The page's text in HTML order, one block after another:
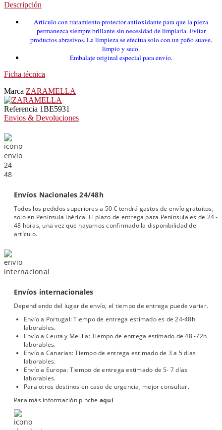
Descripción
Artículo con tratamiento protector antioxidante para que la pieza
permanezca siempre brillante sin necesidad de limpiarla. Evitar
productos abrasivos. La limpieza se efectua solo con un paño suave,
limpio y seco.
Embalaje original especial para envío.
Ficha técnica
Marca ZARAMELLA
Referencia 1BE5931
Envios & Devoluciones
Envíos Nacionales 24/48h
Todos los pedidos superiores a 50 € tendrá gastos de envío gratuitos,
solo en Península ibérica. El plazo de entrega para Península es de 24 -
48 horas, una vez que hayamos confirmado la disponibilidad del
artículo.
Envíos internacionales
Dependiendo del lugar de envío, el tiempo de entrega puede variar.
Envío a Portugal: Tiempo de entrega estimado es de 24-48h
laborables.
Envío a Ceuta y Melilla: Tiempo de entrega estimado de 48 -72h
laborables.
Envío a Canarias: Tiempo de entrega estimado de 3 a 5 dias
laborables.
Envío a Europa: Tiempo de entrega estimado de 5- 7 días
laborables.
Para otros destinos en caso de urgencia, mejor consultar.
Para más información pinche aquí